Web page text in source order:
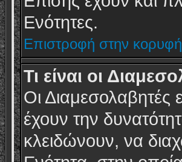
Ενότητες.
Επιστροφή στην κορυφή
Τι είναι οι
Οι Διαμεσολαβητές
έχουν την
κλειδώνουν, να